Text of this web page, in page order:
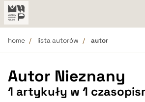
home lista autorów autor
Autor Nieznany
1 artykuły w 1